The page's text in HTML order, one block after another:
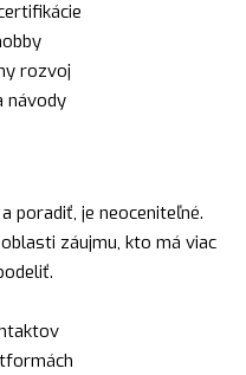
rozvoj
návody
poradiť, je neoceniteľné.
záujmu, kto má viac